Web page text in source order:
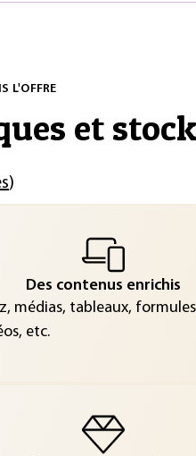
L'OFFRE
et
)
Des contenus enrichis
médias, tableaux,
etc.